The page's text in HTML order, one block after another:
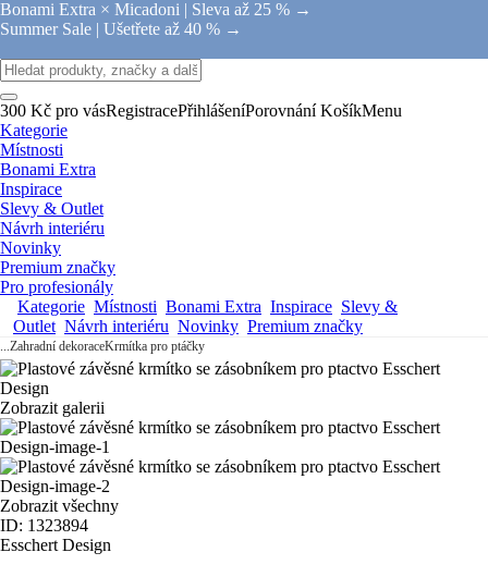
Bonami Extra × Micadoni | Sleva až 25 % →
Summer Sale | Ušetřete až 40 % →
300 Kč pro vásRegistracePřihlášeníPorovnání KošíkMenu
Kategorie
Místnosti
Bonami Extra
Inspirace
Slevy & Outlet
Návrh interiéru
Novinky
Premium značky
Pro profesionály
Kategorie Místnosti Bonami Extra Inspirace Slevy &
Outlet Návrh interiéru Novinky Premium značky
...Zahradní dekoraceKrmítka pro ptáčky
Zobrazit galerii
Zobrazit všechny
ID: 1323894
Esschert Design